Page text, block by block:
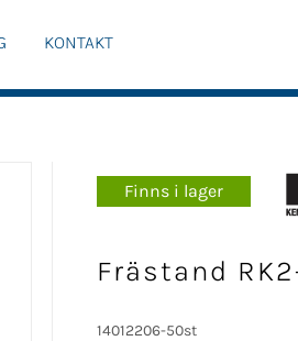
KONTAKT
Frästand
Finns i lager
14012206-50st